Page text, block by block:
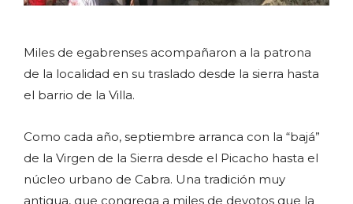
Miles de egabrenses acompañaron a la patrona
de la localidad en su traslado desde la sierra hasta
el barrio de la Villa.
Como cada año, septiembre arranca con la “bajá”
de la Virgen de la Sierra desde el Picacho hasta el
núcleo urbano de Cabra. Una tradición muy
antigua, que congrega a miles de devotos que la